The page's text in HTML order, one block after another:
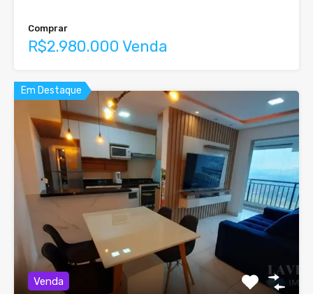
Comprar
R$2.980.000 Venda
Em Destaque
Venda